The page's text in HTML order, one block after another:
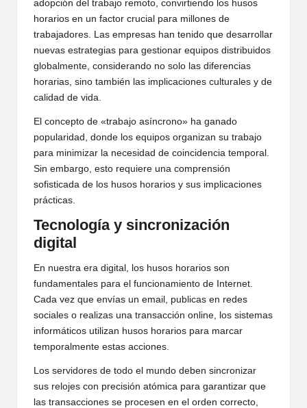
adopción del trabajo remoto, convirtiendo los husos
horarios en un factor crucial para millones de
trabajadores. Las empresas han tenido que desarrollar
nuevas estrategias para gestionar equipos distribuidos
globalmente, considerando no solo las diferencias
horarias, sino también las implicaciones culturales y de
calidad de vida.
El concepto de «trabajo asíncrono» ha ganado
popularidad, donde los equipos organizan su trabajo
para minimizar la necesidad de coincidencia temporal.
Sin embargo, esto requiere una comprensión
sofisticada de los husos horarios y sus implicaciones
prácticas.
Tecnología y sincronización
digital
En nuestra era digital, los husos horarios son
fundamentales para el funcionamiento de Internet.
Cada vez que envías un email, publicas en redes
sociales o realizas una transacción online, los sistemas
informáticos utilizan husos horarios para marcar
temporalmente estas acciones.
Los servidores de todo el mundo deben sincronizar
sus relojes con precisión atómica para garantizar que
las transacciones se procesen en el orden correcto,